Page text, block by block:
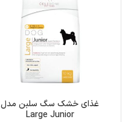
غذای خشک سگ سلبن مدل
Large Junior